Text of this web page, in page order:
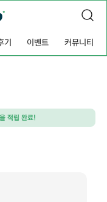
기 이벤트 커뮤니티
적립 완료!